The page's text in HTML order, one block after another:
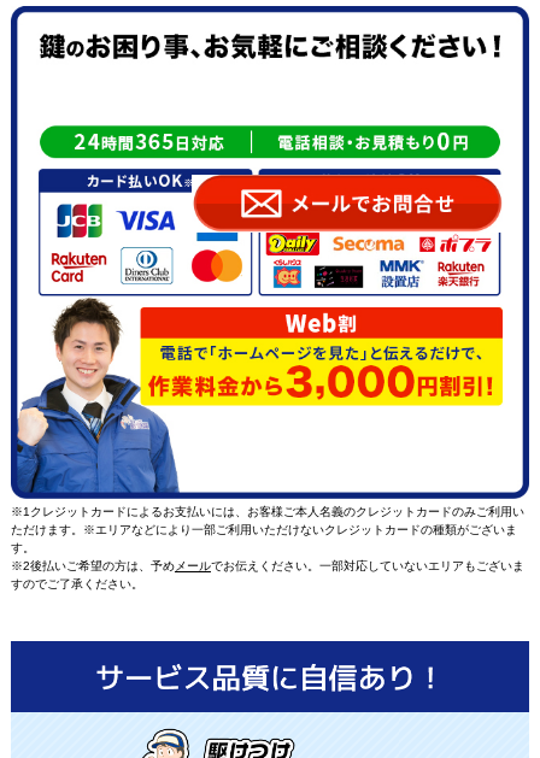
※1クレジットカードによるお支払いには、お客様ご本人名義のクレジットカードのみご利用い
ただけます。※エリアなどにより一部ご利用いただけないクレジットカードの種類がございま
す。
※2後払いご希望の方は、予めメールでお伝えください。一部対応していないエリアもございま
すのでご了承ください。